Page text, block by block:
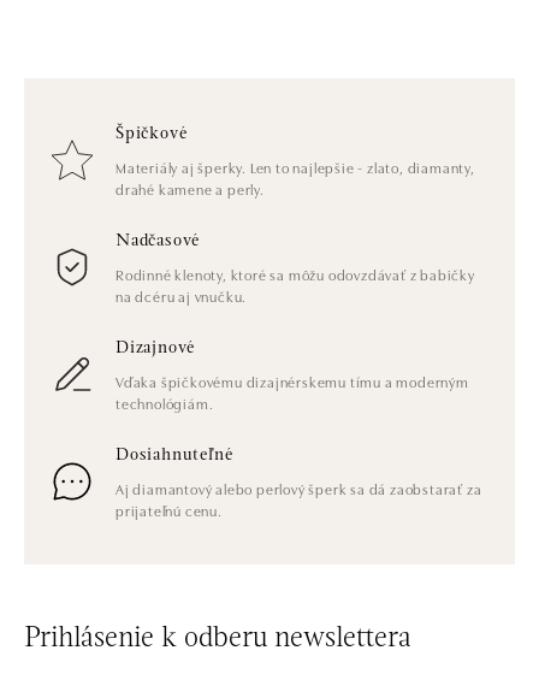
Špičkové
Materiály aj šperky. Len to najlepšie - zlato, diamanty,
drahé kamene a perly.
Nadčasové
Rodinné klenoty, ktoré sa môžu odovzdávať z babičky
na dcéru aj vnučku.
Dizajnové
Vďaka špičkovému dizajnérskemu tímu a moderným
technológiám.
Dosiahnuteľné
Aj diamantový alebo perlový šperk sa dá zaobstarať za
prijateľnú cenu.
Prihlásenie k odberu newslettera